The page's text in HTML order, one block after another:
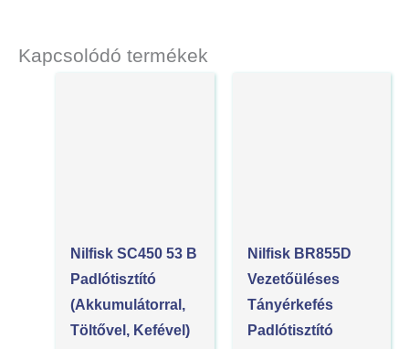
Kapcsolódó termékek
Nilfisk SC450 53 B
Padlótisztító
(akkumulátorral,
Töltővel, Kefével)
Nilfisk BR855D
Vezetőüléses
Tányérkefés
Padlótisztító